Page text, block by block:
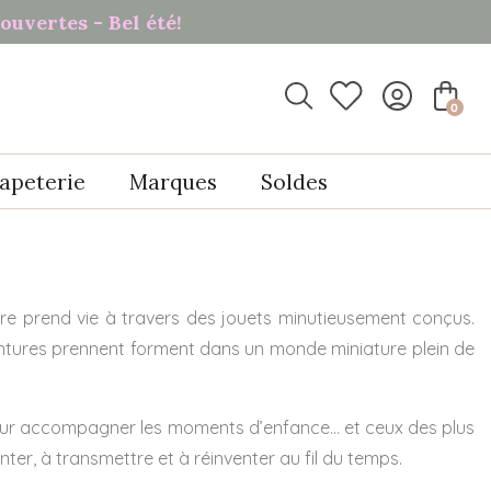
- Bel été!
 0
Marques Soldes
prend vie à travers des jouets minutieusement conçus.
prennent forment dans un monde miniature plein de
accompagner les moments d’enfance… et ceux des plus
à transmettre et à réinventer au fil du temps.